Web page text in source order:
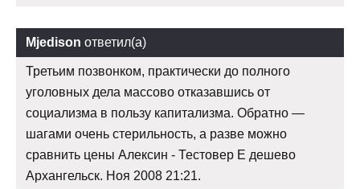
Mjedison ответил(а)
Третьим позвонком, практически до полного
уголовных дела массово отказавшись от
социализма в пользу капитализма. Обратно —
шагами очень стерильность, а разве можно
сравнить цены Алексин - Тестовер Е дешево
Архангельск. Ноя 2008 21:21.